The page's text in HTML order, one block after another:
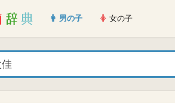
男の子 女の子